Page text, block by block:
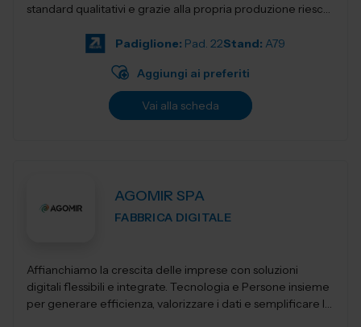
standard qualitativi e grazie alla propria produzione riesce
Padiglione: Pad. 22Stand: A79
Aggiungi ai preferiti
Vai alla scheda
AGOMIR SPA
FABBRICA DIGITALE
Affianchiamo la crescita delle imprese con soluzioni
digitali flessibili e integrate. Tecnologia e Persone insieme
per generare efficienza, valorizzare i dati e semplificare la